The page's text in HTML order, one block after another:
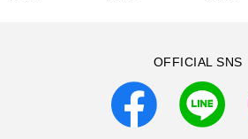
OFFICIAL SNS